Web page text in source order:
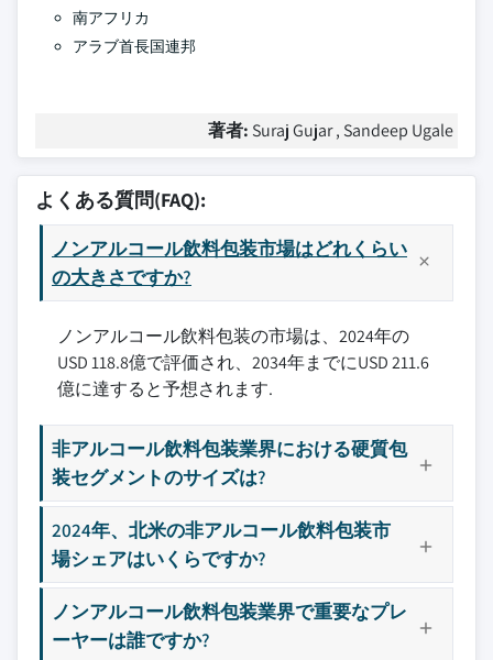
南アフリカ
アラブ首長国連邦
著者: Suraj Gujar , Sandeep Ugale
よくある質問(FAQ):
ノンアルコール飲料包装市場はどれくらい
の大きさですか?
ノンアルコール飲料包装の市場は、2024年の
USD 118.8億で評価され、2034年までにUSD 211.6
億に達すると予想されます.
非アルコール飲料包装業界における硬質包
装セグメントのサイズは?
2024年、北米の非アルコール飲料包装市
場シェアはいくらですか?
ノンアルコール飲料包装業界で重要なプレ
ーヤーは誰ですか?